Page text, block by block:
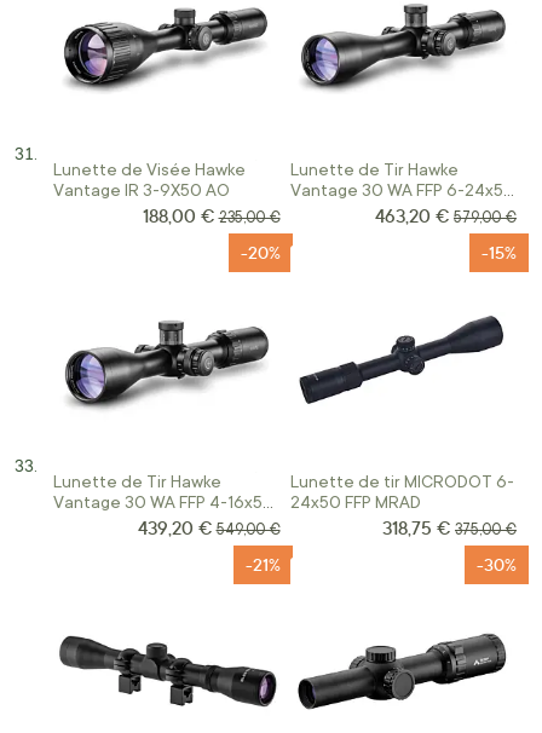
Lunette de Visée Hawke
Vantage IR 3-9X50 AO
Prix Spécial
188,00 € Prix normal
235,00 €
Lunette de Tir Hawke
Vantage 30 WA FFP 6-24x50
Prix Spécial
463,20 € Prix normal
579,00 €
Lunette de Tir Hawke
Vantage 30 WA FFP 4-16x50
-20%
Prix Spécial
439,20 € Prix normal
549,00 €
Lunette de tir MICRODOT 6-
24x50 FFP MRAD
-15%
Prix Spécial
318,75 € Prix normal
375,00 €
-21% -30%